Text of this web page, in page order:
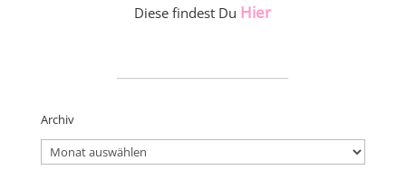
Diese findest Du Hier
Archiv
Archiv